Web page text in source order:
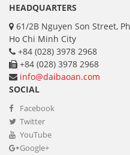
HEADQUARTERS
61/2B Nguyen Son Street,
Ho Chi Minh City
+84 (028) 3978 2968
+84 (028) 3978 2968
info@daibaoan.com
SOCIAL
Facebook
Twitter
YouTube
Google+